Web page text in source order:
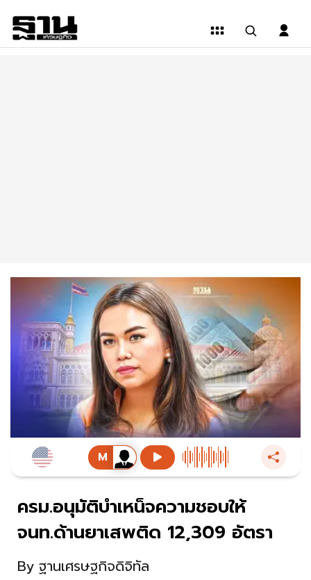
ครม.อนุมัติบำเหน็จความชอบให้
จนท.ด้านยาเสพติด 12,309 อัตรา
By ฐานเศรษฐกิจดิจิทัล